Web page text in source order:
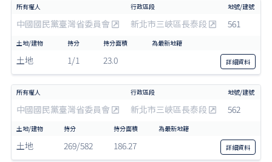
中國國民黨臺灣省委員會 新北市三峽區長泰段 561
土地 1/1 23.0 詳細資料
中國國民黨臺灣省委員會 新北市三峽區長泰段 562
土地 269/582 186.27 詳細資料